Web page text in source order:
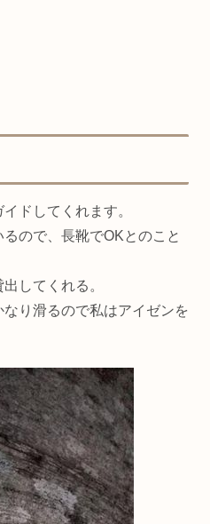
ドしてくれます。
ので、長靴でOKとのこと
してくれる。
り滑るので私はアイゼンを